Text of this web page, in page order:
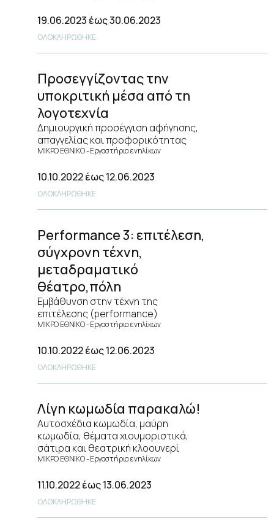
19.06.2023 έως 30.06.2023
ΟΛΟΚΛΗΡΩΘΗΚΕ
10.10.2022έως 12.06.2023
ΟΛΟΚΛΗΡΩΘΗΚΕ
Προσεγγίζοντας την
υποκριτική μέσα από τη
λογοτεχνία
Δημιουργική προσέγγιση αφήγησης,
απαγγελίας και προφορικότητας
ΜΙΚΡΟ ΕΘΝΙΚΟ Εργαστήρια ενηλίκων
10.10.2022έως 12.06.2023
ΟΛΟΚΛΗΡΩΘΗΚΕ
Performance 3: επιτέλεση,
σύγχρονη τέχνη,
μεταδραματικό
θέατρο,πόλη
Εμβάθυνση στην τέχνη της
επιτέλεσης (performance)
ΜΙΚΡΟ ΕΘΝΙΚΟ Εργαστήρια ενηλίκων
11.10.2022έως 13.06.2023
ΟΛΟΚΛΗΡΩΘΗΚΕ
Λίγη κωμωδία παρακαλώ!
Αυτοσχέδια κωμωδία, μαύρη
κωμωδία, θέματα χιουμοριστικά,
σάτιρα και θεατρική κλοουνερί
ΜΙΚΡΟ ΕΘΝΙΚΟ Εργαστήρια ενηλίκων